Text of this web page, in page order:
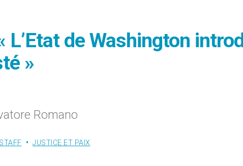
L’Etat de Washington
»
Romano
JUSTICE ET PAIX